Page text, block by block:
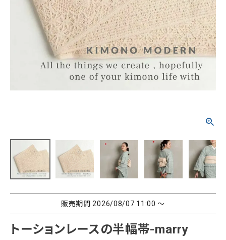
タイプから探す
カジュアル ソシアル フォーマル
在庫有 アーカイブ商品 セール商品
正絹 木綿・麻 ポリエステル その他
価格から探す
0-5,000円 5,000-10,000円 10,000-20,000円
20,000-30,000円 30,000円以上
羽織
新作・キャンペーン
SALE
販売期間 2026/08/07 11:00〜
トーションレースの半幅帯-marry